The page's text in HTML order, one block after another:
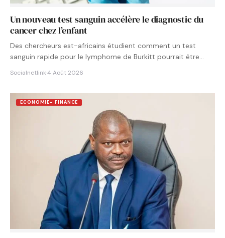
Un nouveau test sanguin accélère le diagnostic du
cancer chez l’enfant
Des chercheurs est-africains étudient comment un test
sanguin rapide pour le lymphome de Burkitt pourrait être
Socialnetlink·4 Août 2026
ECONOMIE- FINANCE